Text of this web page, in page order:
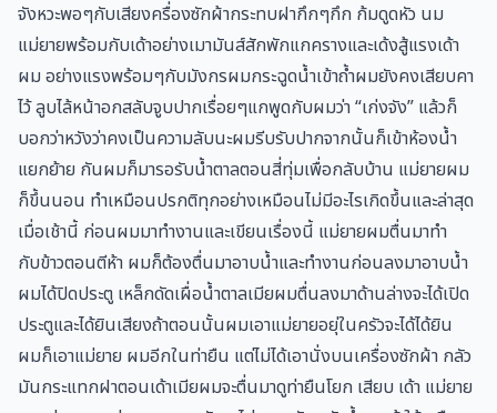
จังหวะพอๆกับเสียงครื่องซักผ้ากระทบฝากึกๆกึก ก้มดูดหัว นม
แม่ยายพร้อมกับเด้าอย่างเมามันส์สักพักแกครางและเด้งสู้แรงเด้า
ผม อย่างแรงพร้อมๆกับมังกรผมกระฉูดน้ำเข้าถ้ำผมยังคงเสียบคา
ไว้ ลูบไล้หน้าอกสลับจูบปากเรื่อยๆแกพูดกับผมว่า “เก่งจัง” แล้วก็
บอกว่าหวังว่าคงเป็นความลับนะผมรีบรับปากจากนั้นก็เข้าห้องน้ำ
แยกย้าย กันผมก็มารอรับน้ำตาลตอนสี่ทุ่มเพื่อกลับบ้าน แม่ยายผม
ก็ขึ้นนอน ทำเหมือนปรกติทุกอย่างเหมือนไม่มีอะไรเกิดขึ้นและล่าสุด
เมื่อเช้านี้ ก่อนผมมาทำงานและเขียนเรื่องนี้ แม่ยายผมตื่นมาทำ
กับข้าวตอนตีห้า ผมก็ต้องตื่นมาอาบน้ำและทำงานก่อนลงมาอาบน้ำ
ผมได้ปิดประตู เหล็กดัดเผื่อน้ำตาลเมียผมตื่นลงมาด้านล่างจะได้เปิด
ประตูและได้ยินเสียงถ้าตอนนั้นผมเอาแม่ยายอยุ่ในครัวจะได้ได้ยิน
ผมก็เอาแม่ยาย ผมอีกในท่ายืน แต่ไม่ได้เอานั่งบนเครื่องซักผ้า กลัว
มันกระแทกฝาตอนเด้าเมียผมจะตื่นมาดูท่ายืนโยก เสียบ เด้า แม่ยาย